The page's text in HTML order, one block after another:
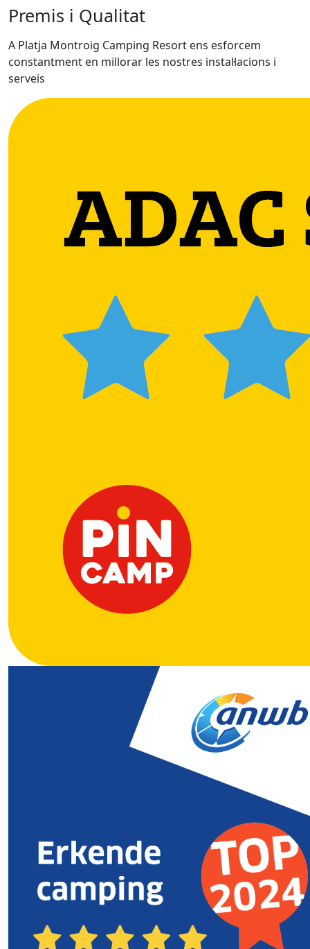
Premis i Qualitat
A Platja Montroig Camping Resort ens esforcem
constantment en millorar les nostres instal·lacions i
serveis